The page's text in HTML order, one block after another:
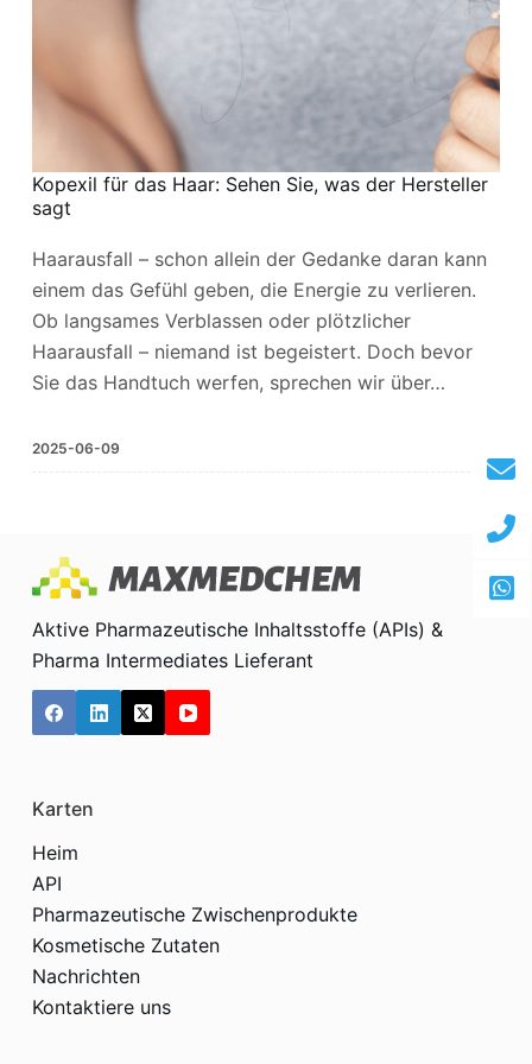
Kopexil für das Haar: Sehen Sie, was der Hersteller
sagt
Haarausfall – schon allein der Gedanke daran kann
einem das Gefühl geben, die Energie zu verlieren.
Ob langsames Verblassen oder plötzlicher
Haarausfall – niemand ist begeistert. Doch bevor
Sie das Handtuch werfen, sprechen wir über…
2025-06-09
Aktive Pharmazeutische Inhaltsstoffe (APIs) &
Pharma Intermediates Lieferant
Karten
Heim
API
Pharmazeutische Zwischenprodukte
Kosmetische Zutaten
Nachrichten
Kontaktiere uns